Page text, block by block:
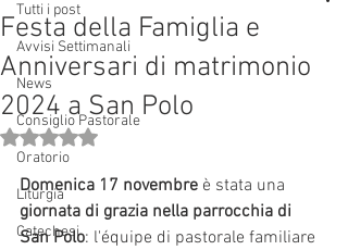
Tutti i post
Avvisi Settimanali
News
Consiglio Pastorale
Oratorio
Liturgia
Catechesi
Festa della Famiglia e
Anniversari di matrimonio
2024 a San Polo
Valutazione NaN stelle su 5.
Domenica 17 novembre è stata una
giornata di grazia nella parrocchia di
San Polo: l'équipe di pastorale familiare